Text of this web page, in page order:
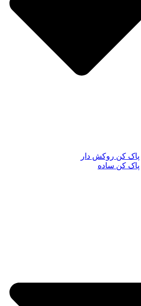
پاک کن روکش دار
پاک کن ساده